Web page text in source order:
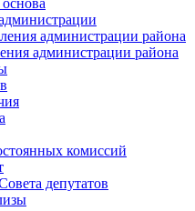
администрации района
администрации района
комиссий
депутатов